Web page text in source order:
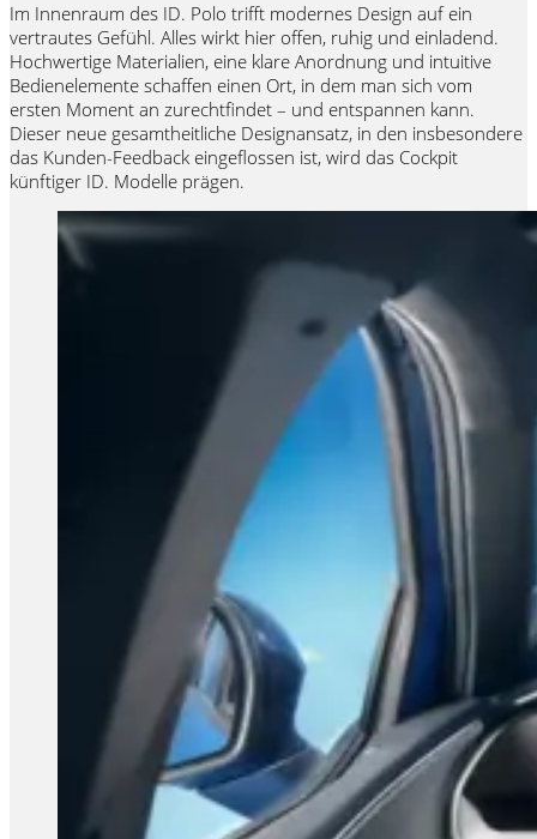
Im Innenraum des ID. Polo trifft modernes Design auf ein
vertrautes Gefühl. Alles wirkt hier offen, ruhig und einladend.
Hochwertige Materialien, eine klare Anordnung und intuitive
Bedienelemente schaffen einen Ort, in dem man sich vom
ersten Moment an zurechtfindet – und entspannen kann.
Dieser neue gesamtheitliche Designansatz, in den insbesondere
das Kunden-Feedback eingeflossen ist, wird das Cockpit
künftiger ID. Modelle prägen.